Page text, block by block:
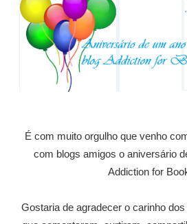
É com muito orgulho que venho
com blogs amigos o aniversário
Addiction for
Gostaria de agradecer o carinho